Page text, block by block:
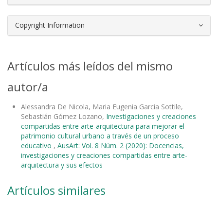
Copyright Information
Artículos más leídos del mismo
autor/a
Alessandra De Nicola, Maria Eugenia Garcia Sottile,
Sebastián Gómez Lozano, Investigaciones y creaciones
compartidas entre arte-arquitectura para mejorar el
patrimonio cultural urbano a través de un proceso
educativo , AusArt: Vol. 8 Núm. 2 (2020): Docencias,
investigaciones y creaciones compartidas entre arte-
arquitectura y sus efectos
Artículos similares